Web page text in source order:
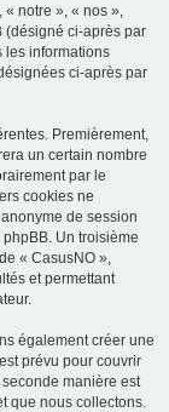
notre », « nos »,
(désigné ci-après par
les informations
ci-après par
Premièrement,
un certain nombre
par le
cookies ne
de session
Un troisième
« CasusNO »,
et permettant
également créer une
prévu pour couvrir
manière est
que nous collectons.